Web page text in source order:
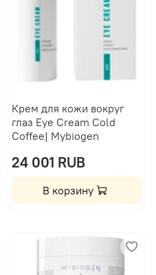
Крем для кожи вокруг
глаз Eye Cream Cold
Coffee| Mybiogen
24 001 RUB
В корзину